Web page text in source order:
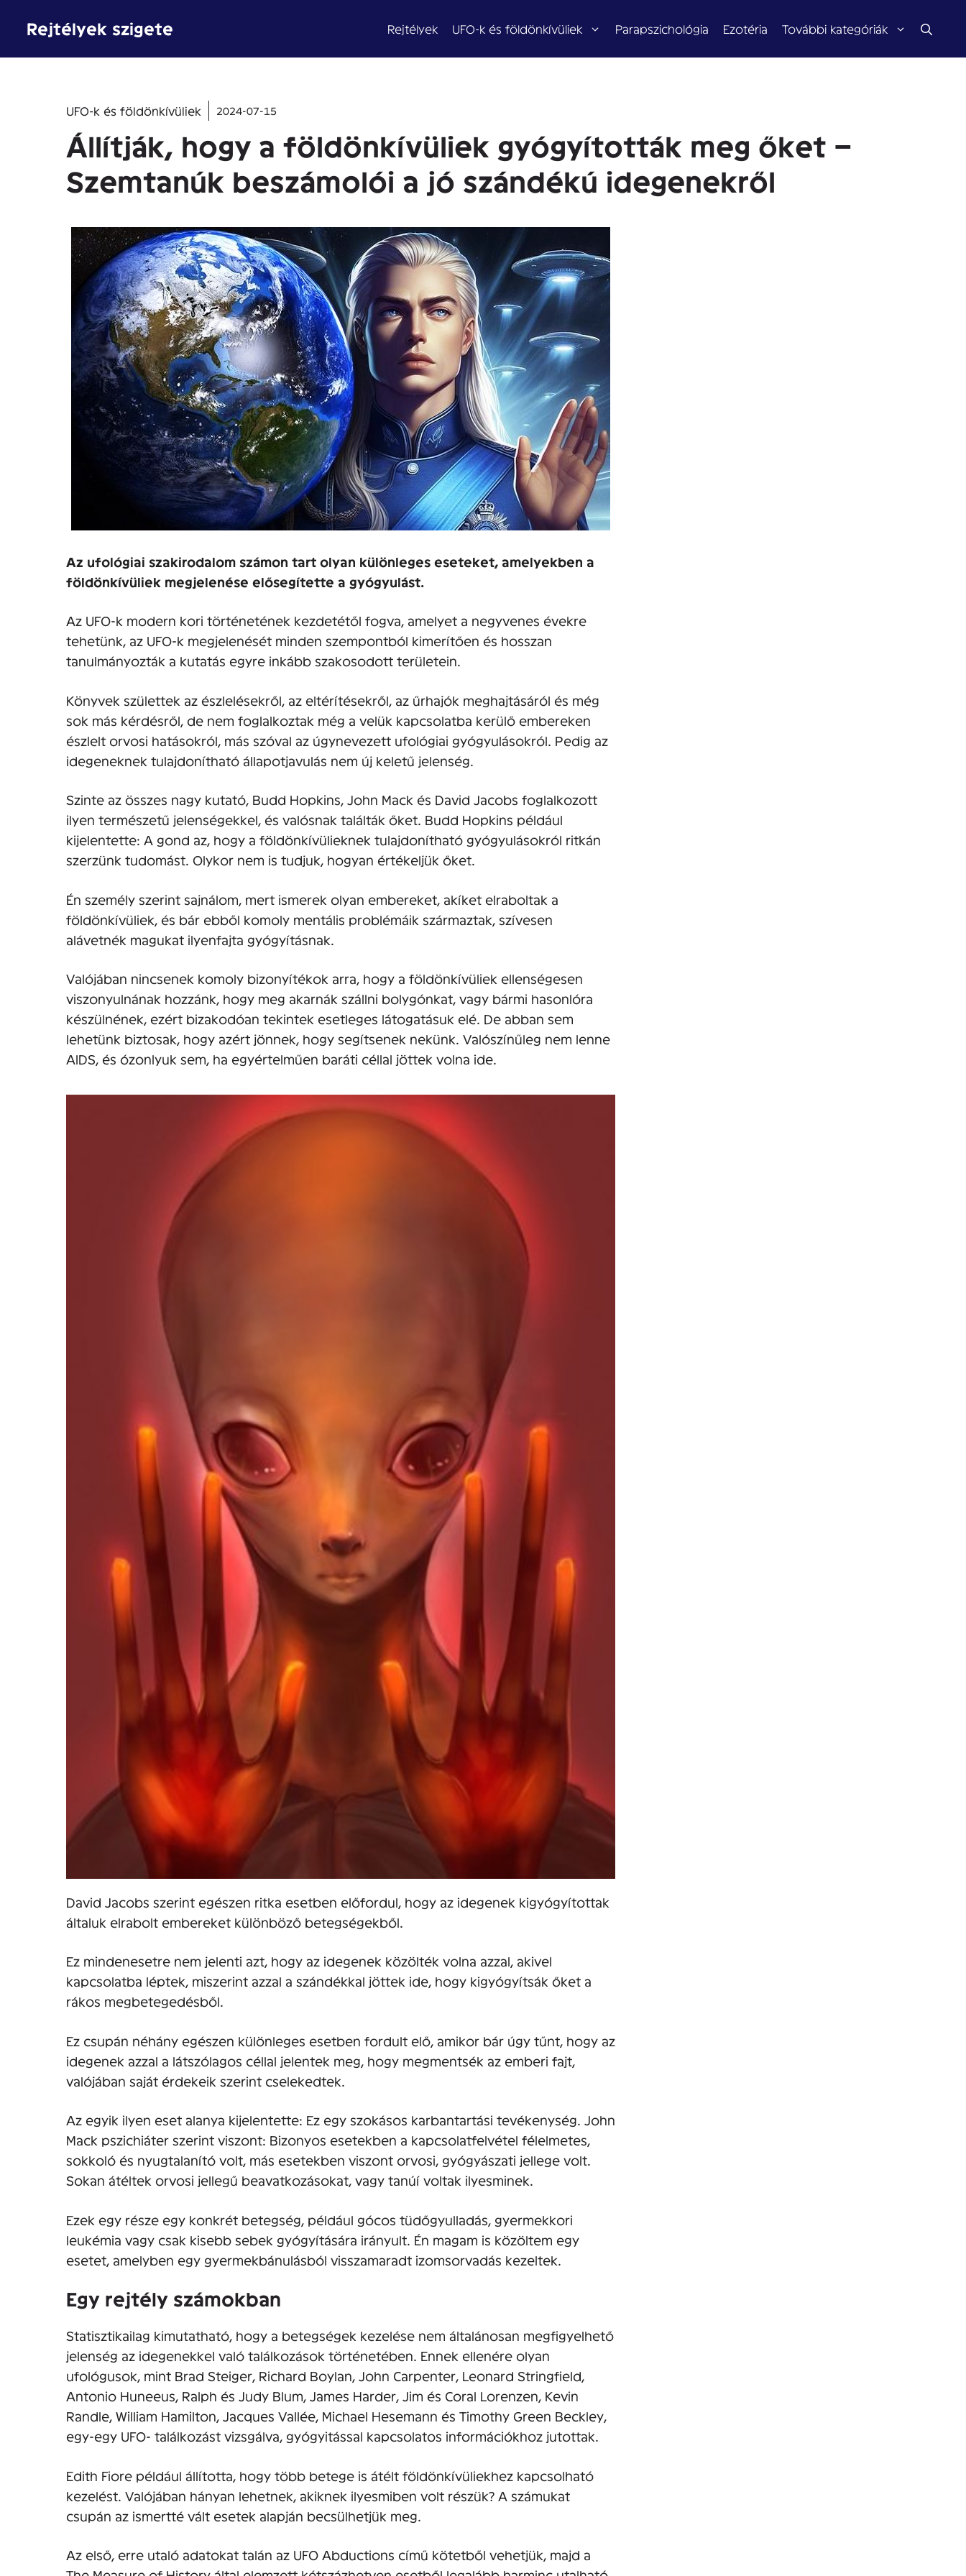
Rejtélyek szigete Rejtélyek UFO-k és földönkívüliek Parapszichológia Ezotéria További kategóriák
UFO-k és földönkívüliek 2024-07-15
Állítják, hogy a földönkívüliek gyógyították meg őket –
Szemtanúk beszámolói a jó szándékú idegenekről
Az ufológiai szakirodalom számon tart olyan különleges eseteket, amelyekben a
földönkívüliek megjelenése elősegítette a gyógyulást.
Az UFO-k modern kori történetének kezdetétől fogva, amelyet a negyvenes évekre
tehetünk, az UFO-k megjelenését minden szempontból kimerítően és hosszan
tanulmányozták a kutatás egyre inkább szakosodott területein.
Könyvek születtek az észlelésekről, az eltérítésekről, az űrhajók meghajtásáról és még
sok más kérdésről, de nem foglalkoztak még a velük kapcsolatba kerülő embereken
észlelt orvosi hatásokról, más szóval az úgynevezett ufológiai gyógyulásokról. Pedig az
idegeneknek tulajdonítható állapotjavulás nem új keletű jelenség.
Szinte az összes nagy kutató, Budd Hopkins, John Mack és David Jacobs foglalkozott
ilyen természetű jelenségekkel, és valósnak találták őket. Budd Hopkins például
kijelentette: A gond az, hogy a földönkívülieknek tulajdonítható gyógyulásokról ritkán
szerzünk tudomást. Olykor nem is tudjuk, hogyan értékeljük őket.
Én személy szerint sajnálom, mert ismerek olyan embereket, akíket elraboltak a
földönkívüliek, és bár ebből komoly mentális problémáik származtak, szívesen
alávetnék magukat ilyenfajta gyógyításnak.
Valójában nincsenek komoly bizonyítékok arra, hogy a földönkívüliek ellenségesen
viszonyulnának hozzánk, hogy meg akarnák szállni bolygónkat, vagy bármi hasonlóra
készülnének, ezért bizakodóan tekintek esetleges látogatásuk elé. De abban sem
lehetünk biztosak, hogy azért jönnek, hogy segítsenek nekünk. Valószínűleg nem lenne
AIDS, és ózonlyuk sem, ha egyértelműen baráti céllal jöttek volna ide.
David Jacobs szerint egészen ritka esetben előfordul, hogy az idegenek kigyógyítottak
általuk elrabolt embereket különböző betegségekből.
Ez mindenesetre nem jelenti azt, hogy az idegenek közölték volna azzal, akivel
kapcsolatba léptek, miszerint azzal a szándékkal jöttek ide, hogy kigyógyítsák őket a
rákos megbetegedésből.
Ez csupán néhány egészen különleges esetben fordult elő, amikor bár úgy tűnt, hogy az
idegenek azzal a látszólagos céllal jelentek meg, hogy megmentsék az emberi fajt,
valójában saját érdekeik szerint cselekedtek.
Az egyik ilyen eset alanya kijelentette: Ez egy szokásos karbantartási tevékenység. John
Mack pszichiáter szerint viszont: Bizonyos esetekben a kapcsolatfelvétel félelmetes,
sokkoló és nyugtalanító volt, más esetekben viszont orvosi, gyógyászati jellege volt.
Sokan átéltek orvosi jellegű beavatkozásokat, vagy tanúí voltak ilyesminek.
Ezek egy része egy konkrét betegség, például gócos tüdőgyulladás, gyermekkori
leukémia vagy csak kisebb sebek gyógyítására irányult. Én magam is közöltem egy
esetet, amelyben egy gyermekbánulásból visszamaradt izomsorvadás kezeltek.
Egy rejtély számokban
Statisztikailag kimutatható, hogy a betegségek kezelése nem általánosan megfigyelhető
jelenség az idegenekkel való találkozások történetében. Ennek ellenére olyan
ufológusok, mint Brad Steiger, Richard Boylan, John Carpenter, Leonard Stringfield,
Antonio Huneeus, Ralph és Judy Blum, James Harder, Jim és Coral Lorenzen, Kevin
Randle, William Hamilton, Jacques Vallée, Michael Hesemann és Timothy Green Beckley,
egy-egy UFO- találkozást vizsgálva, gyógyitással kapcsolatos információkhoz jutottak.
Edith Fiore például állította, hogy több betege is átélt földönkívüliekhez kapcsolható
kezelést. Valójában hányan lehetnek, akiknek ilyesmiben volt részük? A számukat
csupán az ismertté vált esetek alapján becsülhetjük meg.
Az első, erre utaló adatokat talán az UFO Abductions című kötetből vehetjük, majd a